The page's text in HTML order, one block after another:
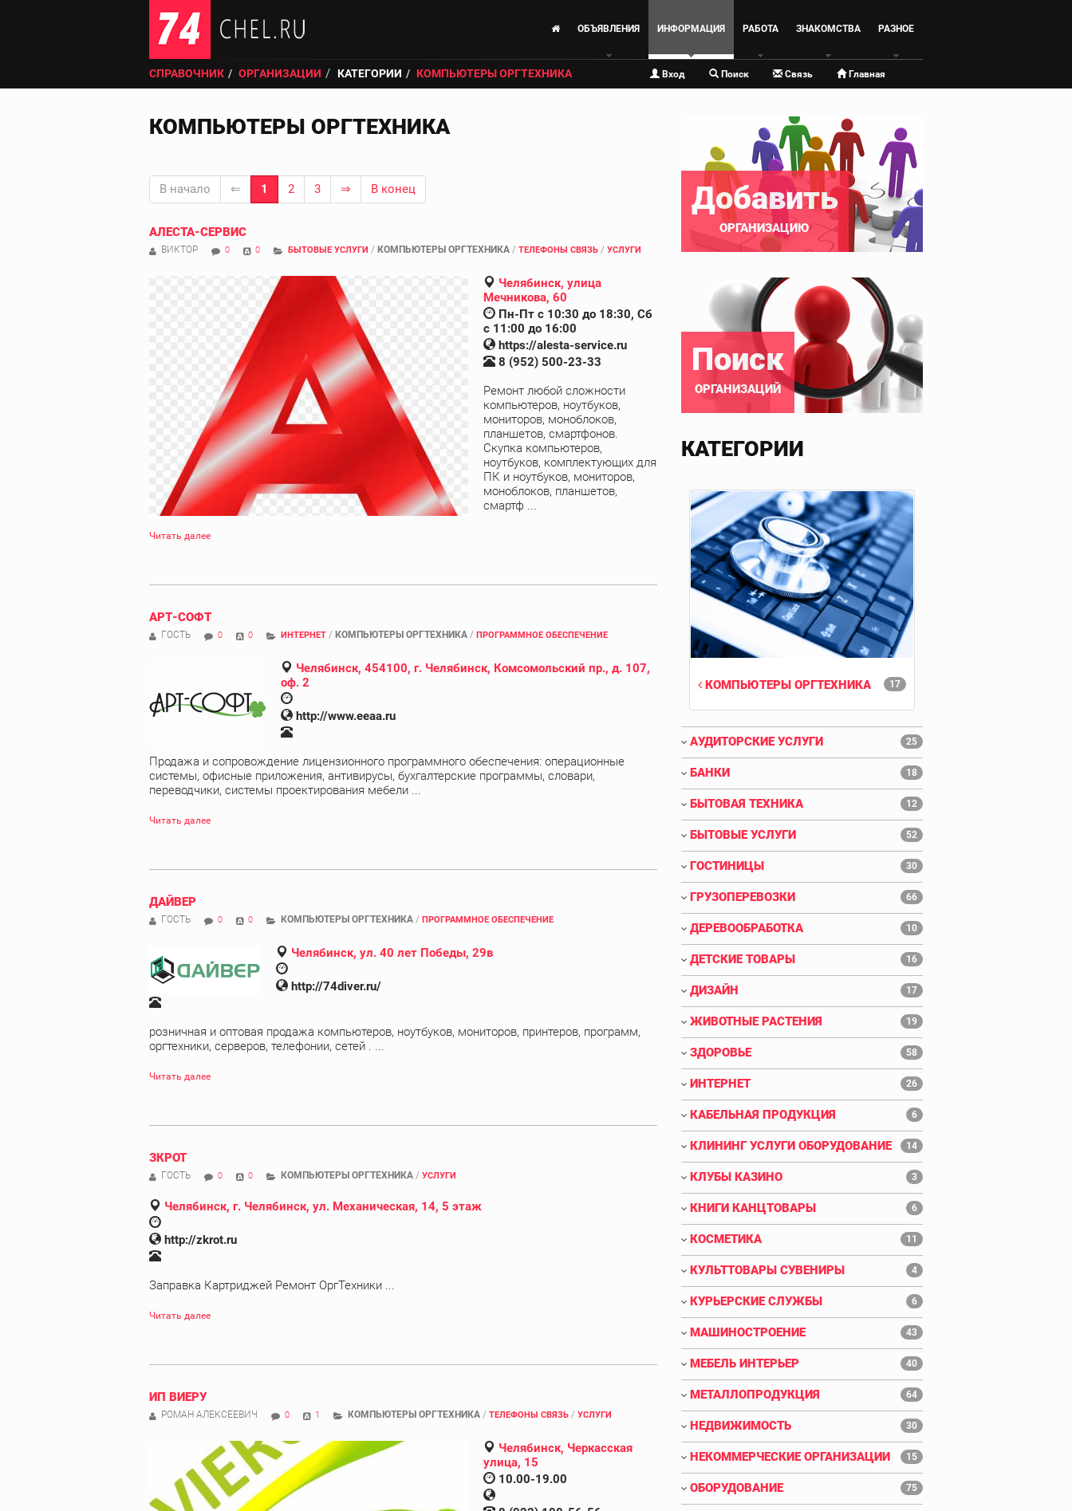
ОБЪЯВЛЕНИЯ ИНФОРМАЦИЯ РАБОТА ЗНАКОМСТВА РАЗНОЕ
СПРАВОЧНИК ОРГАНИЗАЦИИ КАТЕГОРИИ КОМПЬЮТЕРЫ ОРГТЕХНИКА Вход Поиск Связь Главная
КОМПЬЮТЕРЫ ОРГТЕХНИКА
В начало ⇐ 1 2 3 ⇒ В конец
АЛЕСТА-СЕРВИС
ВИКТОР 0 0 БЫТОВЫЕ УСЛУГИ / КОМПЬЮТЕРЫ ОРГТЕХНИКА / ТЕЛЕФОНЫ СВЯЗЬ / УСЛУГИ
Челябинск, улица
Мечникова, 60
Пн-Пт с 10:30 до 18:30, Сб
с 11:00 до 16:00
https://alesta-service.ru
8 (952) 500-23-33
Ремонт любой сложности
компьютеров, ноутбуков,
мониторов, моноблоков,
планшетов, смартфонов.
Скупка компьютеров,
ноутбуков, комплектующих для
ПК и ноутбуков, мониторов,
моноблоков, планшетов,
смартф ...
Читать далее
АРТ-СОФТ
ГОСТЬ 0 0 ИНТЕРНЕТ / КОМПЬЮТЕРЫ ОРГТЕХНИКА / ПРОГРАММНОЕ ОБЕСПЕЧЕНИЕ
Челябинск, 454100, г. Челябинск, Комсомольский пр., д. 107,
оф. 2
http://www.eeaa.ru
Продажа и сопровождение лицензионного программного обеспечения: операционные
системы, офисные приложения, антивирусы, бухгалтерские программы, словари,
переводчики, системы проектирования мебели ...
Читать далее
ДАЙВЕР
ГОСТЬ 0 0 КОМПЬЮТЕРЫ ОРГТЕХНИКА / ПРОГРАММНОЕ ОБЕСПЕЧЕНИЕ
Челябинск, ул. 40 лет Победы, 29в
http://74diver.ru/
розничная и оптовая продажа компьютеров, ноутбуков, мониторов, принтеров, программ,
оргтехники, серверов, телефонии, сетей . ...
Читать далее
ЗКРОТ
ГОСТЬ 0 0 КОМПЬЮТЕРЫ ОРГТЕХНИКА / УСЛУГИ
Челябинск, г. Челябинск, ул. Механическая, 14, 5 этаж
http://zkrot.ru
Заправка Картриджей Ремонт ОргТехники ...
Читать далее
ИП ВИЕРУ
РОМАН АЛЕКСЕЕВИЧ 0 1 КОМПЬЮТЕРЫ ОРГТЕХНИКА / ТЕЛЕФОНЫ СВЯЗЬ / УСЛУГИ
Челябинск, Черкасская
улица, 15
10.00-19.00
Добавить
ОРГАНИЗАЦИЮ
Поиск
ОРГАНИЗАЦИЙ
КАТЕГОРИИ
17
КОМПЬЮТЕРЫ ОРГТЕХНИКА
АУДИТОРСКИЕ УСЛУГИ 25
БАНКИ 18
БЫТОВАЯ ТЕХНИКА 12
БЫТОВЫЕ УСЛУГИ 52
ГОСТИНИЦЫ 30
ГРУЗОПЕРЕВОЗКИ 66
ДЕРЕВООБРАБОТКА 10
ДЕТСКИЕ ТОВАРЫ 16
ДИЗАЙН 17
ЖИВОТНЫЕ РАСТЕНИЯ 19
ЗДОРОВЬЕ 58
ИНТЕРНЕТ 26
КАБЕЛЬНАЯ ПРОДУКЦИЯ 6
КЛИНИНГ УСЛУГИ ОБОРУДОВАНИЕ 14
КЛУБЫ КАЗИНО 3
КНИГИ КАНЦТОВАРЫ 6
КОСМЕТИКА 11
КУЛЬТТОВАРЫ СУВЕНИРЫ 4
КУРЬЕРСКИЕ СЛУЖБЫ 6
МАШИНОСТРОЕНИЕ 43
МЕБЕЛЬ ИНТЕРЬЕР 40
МЕТАЛЛОПРОДУКЦИЯ 64
НЕДВИЖИМОСТЬ 30
НЕКОММЕРЧЕСКИЕ ОРГАНИЗАЦИИ 15
ОБОРУДОВАНИЕ 75